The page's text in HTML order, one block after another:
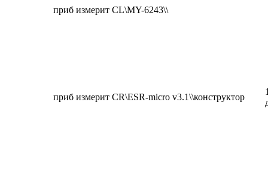
приб измерит CL\MY-6243\\
приб измерит CR\ESR-micro v3.1\\конструктор